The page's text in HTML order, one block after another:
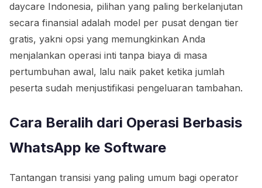
daycare Indonesia, pilihan yang paling berkelanjutan
secara finansial adalah model per pusat dengan tier
gratis, yakni opsi yang memungkinkan Anda
menjalankan operasi inti tanpa biaya di masa
pertumbuhan awal, lalu naik paket ketika jumlah
peserta sudah menjustifikasi pengeluaran tambahan.
Cara Beralih dari Operasi Berbasis
WhatsApp ke Software
Tantangan transisi yang paling umum bagi operator